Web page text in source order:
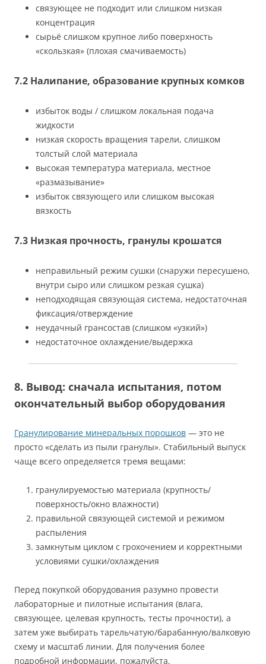
связующее не подходит или слишком низкая
концентрация
сырьё слишком крупное либо поверхность
«скользкая» (плохая смачиваемость)
7.2 Налипание, образование крупных комков
избыток воды / слишком локальная подача
жидкости
низкая скорость вращения тарели, слишком
толстый слой материала
высокая температура материала, местное
«размазывание»
избыток связующего или слишком высокая
вязкость
7.3 Низкая прочность, гранулы крошатся
неправильный режим сушки (снаружи пересушено,
внутри сыро или слишком резкая сушка)
неподходящая связующая система, недостаточная
фиксация/отверждение
неудачный грансостав (слишком «узкий»)
недостаточное охлаждение/выдержка
8. Вывод: сначала испытания, потом
окончательный выбор оборудования
Гранулирование минеральных порошков — это не
просто «сделать из пыли гранулы». Стабильный выпуск
чаще всего определяется тремя вещами:
гранулируемостью материала (крупность/
поверхность/окно влажности)
правильной связующей системой и режимом
распыления
замкнутым циклом с грохочением и корректными
условиями сушки/охлаждения
Перед покупкой оборудования разумно провести
лабораторные и пилотные испытания (влага,
связующее, целевая крупность, тесты прочности), а
затем уже выбирать тарельчатую/барабанную/валковую
схему и масштаб линии. Для получения более
подробной информации, пожалуйста,